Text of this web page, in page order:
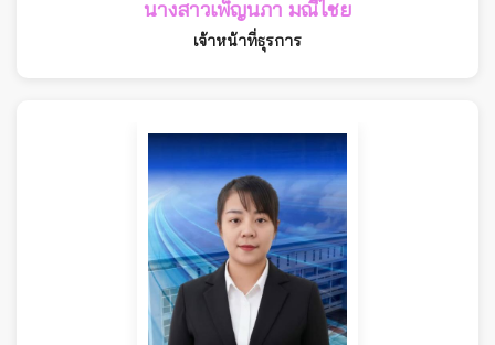
นางสาวเพ็ญนภา มณีไชย
เจ้าหน้าที่ธุรการ